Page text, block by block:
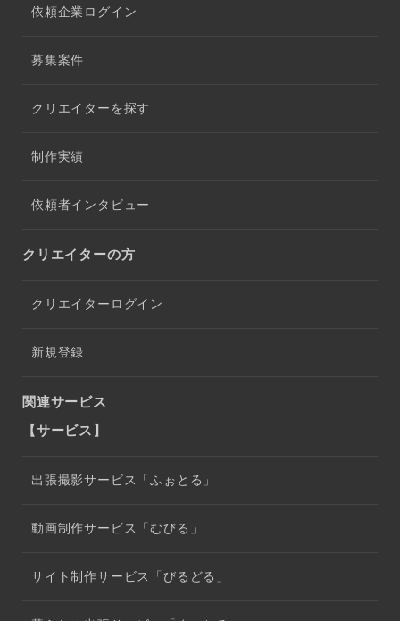
依頼企業ログイン
募集案件
クリエイターを探す
制作実績
依頼者インタビュー
クリエイターの方
クリエイターログイン
新規登録
関連サービス
【サービス】
出張撮影サービス「ふぉとる」
動画制作サービス「むびる」
サイト制作サービス「びるどる」